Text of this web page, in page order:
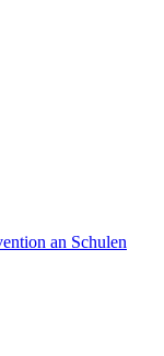
an Schulen